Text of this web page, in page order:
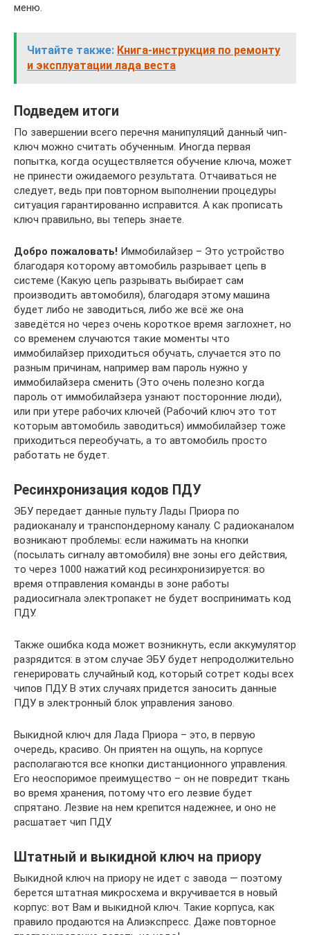
меню.
Читайте также: Книга-инструкция по ремонту
и эксплуатации лада веста
Подведем итоги
По завершении всего перечня манипуляций данный чип-
ключ можно считать обученным. Иногда первая
попытка, когда осуществляется обучение ключа, может
не принести ожидаемого результата. Отчаиваться не
следует, ведь при повторном выполнении процедуры
ситуация гарантированно исправится. А как прописать
ключ правильно, вы теперь знаете.
Добро пожаловать! Иммобилайзер – Это устройство
благодаря которому автомобиль разрывает цепь в
системе (Какую цепь разрывать выбирает сам
производить автомобиля), благодаря этому машина
будет либо не заводиться, либо же всё же она
заведётся но через очень короткое время заглохнет, но
со временем случаются такие моменты что
иммобилайзер приходиться обучать, случается это по
разным причинам, например вам пароль нужно у
иммобилайзера сменить (Это очень полезно когда
пароль от иммобилайзера узнают посторонние люди),
или при утере рабочих ключей (Рабочий ключ это тот
которым автомобиль заводиться) иммобилайзер тоже
приходиться переобучать, а то автомобиль просто
работать не будет.
Ресинхронизация кодов ПДУ
ЭБУ передает данные пульту Лады Приора по
радиоканалу и транспондерному каналу. С радиоканалом
возникают проблемы: если нажимать на кнопки
(посылать сигналу автомобиля) вне зоны его действия,
то через 1000 нажатий код ресинхронизируется: во
время отправления команды в зоне работы
радиосигнала электропакет не будет воспринимать код
ПДУ.
Также ошибка кода может возникнуть, если аккумулятор
разрядится: в этом случае ЭБУ будет непродолжительно
генерировать случайный код, который сотрет коды всех
чипов ПДУ. В этих случаях придется заносить данные
ПДУ в электронный блок управления заново.
Выкидной ключ для Лада Приора – это, в первую
очередь, красиво. Он приятен на ощупь, на корпусе
располагаются все кнопки дистанционного управления.
Его неоспоримое преимущество – он не повредит ткань
во время хранения, потому что его лезвие будет
спрятано. Лезвие на нем крепится надежнее, и оно не
расшатает чип ПДУ.
Штатный и выкидной ключ на приору
Выкидной ключ на приору не идет с завода — поэтому
берется штатная микросхема и вкручивается в новый
корпус: вот Вам и выкидной ключ. Такие корпуса, как
правило продаются на Алиэкспресс. Даже повторное